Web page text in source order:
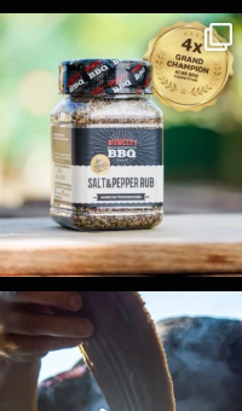
Koření Suncity – autentická BBQ chuť u vás doma!...
1 0
Ryba na grilu je opravdu rychlá, a stejně tak...